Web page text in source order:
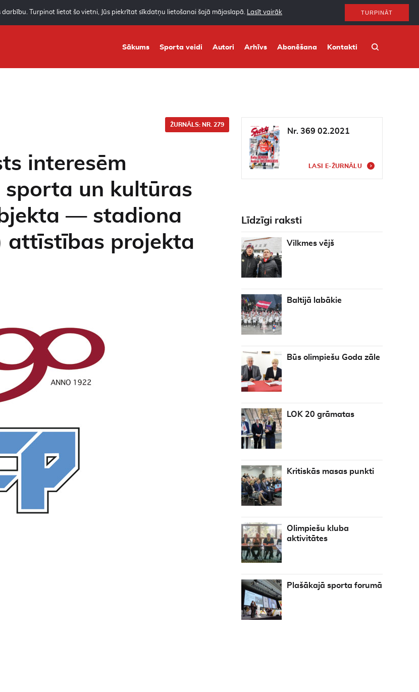
Turpinot lietot šo vietni, Jūs piekrītat sīkdatņu lietošanai šajā mājaslapā. Lasīt vairāk TURPINĀT
Sākums Sporta veidi Autori Arhīvs Abonēšana Kontakti
ŽURNĀLS: NR. 279
interesēm
un kultūras
— stadiona
attīstības projekta
Nr. 369 02.2021
LASI E-ŽURNĀLU
Līdzīgi raksti
Vilkmes vējš
Baltijā labākie
Būs olimpiešu Goda zāle
LOK 20 grāmatas
Kritiskās masas punkti
Olimpiešu kluba
aktivitātes
Plašākajā sporta forumā